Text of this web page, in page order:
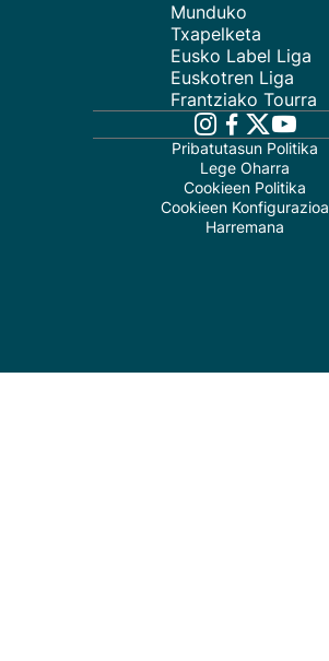
Munduko
Txapelketa
Eusko Label Liga
Euskotren Liga
Frantziako Tourra
Pribatutasun Politika
Lege Oharra
Cookieen Politika
Cookieen Konfigurazioa
Harremana